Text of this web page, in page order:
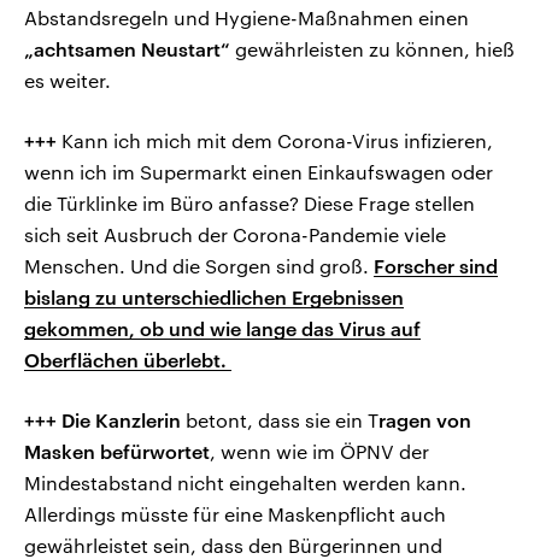
Abstandsregeln und Hygiene-Maßnahmen einen
„achtsamen Neustart“ gewährleisten zu können, hieß
es weiter.
+++ Kann ich mich mit dem Corona-Virus infizieren,
wenn ich im Supermarkt einen Einkaufswagen oder
die Türklinke im Büro anfasse? Diese Frage stellen
sich seit Ausbruch der Corona-Pandemie viele
Menschen. Und die Sorgen sind groß. Forscher sind
bislang zu unterschiedlichen Ergebnissen
gekommen, ob und wie lange das Virus auf
Oberflächen überlebt.
+++ Die Kanzlerin betont, dass sie ein Tragen von
Masken befürwortet, wenn wie im ÖPNV der
Mindestabstand nicht eingehalten werden kann.
Allerdings müsste für eine Maskenpflicht auch
gewährleistet sein, dass den Bürgerinnen und